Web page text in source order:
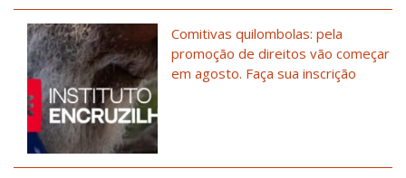
Comitivas quilombolas: pela
promoção de direitos vão começar
em agosto. Faça sua inscrição